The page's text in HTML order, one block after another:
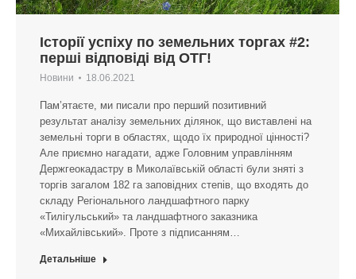
Історії успіху по земельних торгах #2:
перші відповіді від ОТГ!
Новини 18.06.2021
Пам’ятаєте, ми писали про перший позитивний
результат аналізу земельних ділянок, що виставлені на
земельні торги в областях, щодо їх природної цінності?
Але приємно нагадати, адже Головним управлінням
Держгеокадастру в Миколаївській області були зняті з
торгів загалом 182 га заповідних степів, що входять до
складу Регіонального ландшафтного парку
«Тилігульський» та ландшафтного заказника
«Михайлівський». Проте з підписанням…
Детальніше